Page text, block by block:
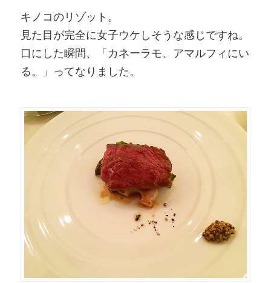
キノコのリゾット。
見た目が完全に女子ウケしそうな感じですね。
口にした瞬間、「カネーラモ、アマルフィにい
る。」ってなりました。